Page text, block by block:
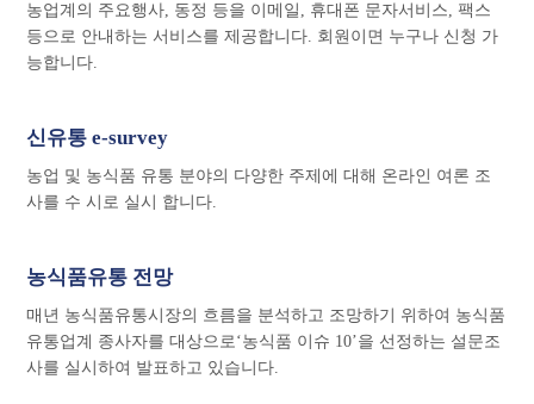
농업계의 주요행사, 동정 등을 이메일, 휴대폰 문자서비스, 팩스
등으로 안내하는 서비스를 제공합니다. 회원이면 누구나 신청 가
능합니다.
신유통 e-survey
농업 및 농식품 유통 분야의 다양한 주제에 대해 온라인 여론 조
사를 수 시로 실시 합니다.
농식품유통 전망
매년 농식품유통시장의 흐름을 분석하고 조망하기 위하여 농식품
유통업계 종사자를 대상으로‘농식품 이슈 10’을 선정하는 설문조
사를 실시하여 발표하고 있습니다.